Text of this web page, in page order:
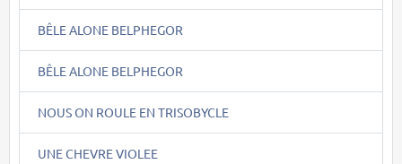
BÊLE ALONE BELPHEGOR
BÊLE ALONE BELPHEGOR
NOUS ON ROULE EN TRISOBYCLE
UNE CHEVRE VIOLEE